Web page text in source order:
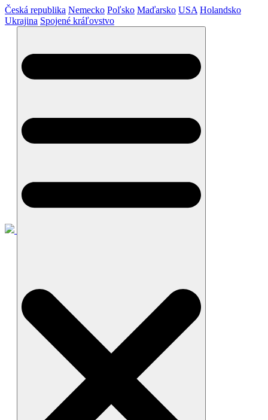
Česká republika Nemecko Poľsko Maďarsko USA Holandsko
Ukrajina Spojené kráľovstvo